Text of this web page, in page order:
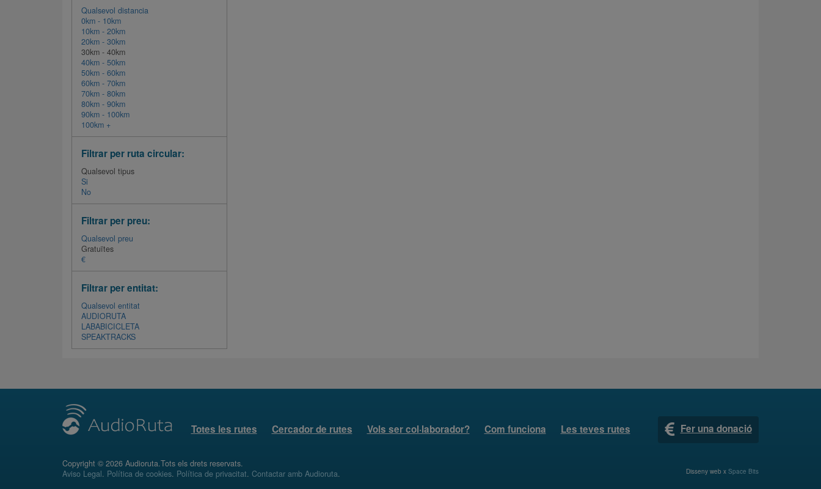
Qualsevol distancia
0km - 10km
10km - 20km
20km - 30km
30km - 40km
40km - 50km
50km - 60km
60km - 70km
70km - 80km
80km - 90km
90km - 100km
100km +
Filtrar per ruta circular:
Qualsevol tipus
Si
No
Filtrar per preu:
Qualsevol preu
Gratuïtes
€
Filtrar per entitat:
Qualsevol entitat
AUDIORUTA
LABABICICLETA
SPEAKTRACKS
Totes les rutes Cercador de rutes Vols ser col·laborador? Com funciona Les teves rutes Fer una donació
Copyright © 2026 Audioruta.Tots els drets reservats.
Aviso Legal. Política de cookies. Política de privacitat. Contactar amb Audioruta. Disseny web x Space Bits